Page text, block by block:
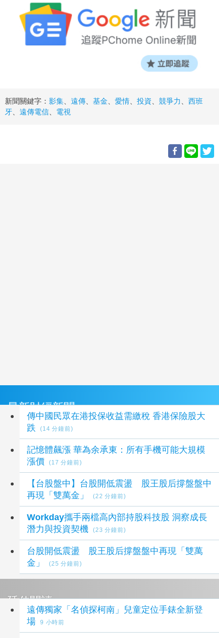
新聞關鍵字： 影集 遠傳 基金 愛情 投資 競爭力
西班
牙
遠傳電信 電視
最新財經新聞
傳中國民眾在港投保收益需繳稅 香港保險股大
跌
(14 分鐘前)
記憶體飆漲 華為余承東：所有手機可能大規模
漲價
(17 分鐘前)
【台股盤中】台股開低震盪 股王股后撐盤盤中
再現「雙萬金」
(22 分鐘前)
Workday攜手兩檔高內部持股科技股 洞察成長
潛力與投資契機
(23 分鐘前)
台股開低震盪 股王股后撐盤盤中再現「雙萬
金」
(25 分鐘前)
延伸閱讀
遠傳獨家「名偵探柯南」兒童定位手錶全新登
場
9 小時前